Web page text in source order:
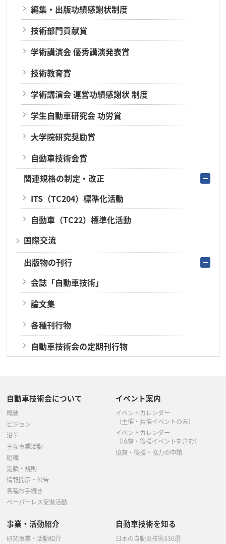
編集・出版功績感謝状制度
技術部門貢献賞
学術講演会 優秀講演発表賞
技術教育賞
学術講演会 運営功績感謝状 制度
学生自動車研究会 功労賞
大学院研究奨励賞
自動車技術会賞
関連規格の制定・改正
ITS（TC204）標準化活動
自動車（TC22）標準化活動
国際交流
出版物の刊行
会誌「自動車技術」
論文集
各種刊行物
自動車技術会の定期刊行物
自動車技術会について
概要
ビジョン
沿革
主な事業活動
組織
定款・規則
情報開示・公告
各種お手続き
ペーパーレス促進活動
イベント案内
イベントカレンダー
（主催・共催イベントのみ）
イベントカレンダー
（協賛・後援イベントを含む）
協賛・後援・協力の申請
事業・活動紹介
研究事業・活動紹介
自動車技術を知る
日本の自動車技術330選